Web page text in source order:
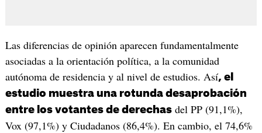
Las diferencias de opinión aparecen fundamentalmente
asociadas a la orientación política, a la comunidad
autónoma de residencia y al nivel de estudios. Así, el
estudio muestra una rotunda desaprobación
entre los votantes de derechasdel PP (91,1%),
Vox (97,1%) y Ciudadanos (86,4%). En cambio, el 74,6%